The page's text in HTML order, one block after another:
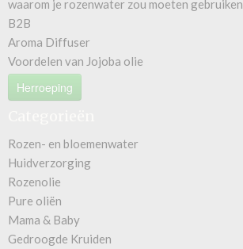
waarom je rozenwater zou moeten gebruiken
B2B
Aroma Diffuser
Voordelen van Jojoba olie
Herroeping
Rozen- en bloemenwater
Huidverzorging
Rozenolie
Pure oliën
Mama & Baby
Gedroogde Kruiden